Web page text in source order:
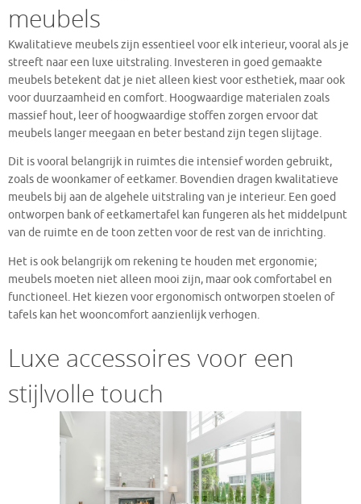
meubels
Kwalitatieve meubels zijn essentieel voor elk interieur, vooral als je
streeft naar een luxe uitstraling. Investeren in goed gemaakte
meubels betekent dat je niet alleen kiest voor esthetiek, maar ook
voor duurzaamheid en comfort. Hoogwaardige materialen zoals
massief hout, leer of hoogwaardige stoffen zorgen ervoor dat
meubels langer meegaan en beter bestand zijn tegen slijtage.
Dit is vooral belangrijk in ruimtes die intensief worden gebruikt,
zoals de woonkamer of eetkamer. Bovendien dragen kwalitatieve
meubels bij aan de algehele uitstraling van je interieur. Een goed
ontworpen bank of eetkamertafel kan fungeren als het middelpunt
van de ruimte en de toon zetten voor de rest van de inrichting.
Het is ook belangrijk om rekening te houden met ergonomie;
meubels moeten niet alleen mooi zijn, maar ook comfortabel en
functioneel. Het kiezen voor ergonomisch ontworpen stoelen of
tafels kan het wooncomfort aanzienlijk verhogen.
Luxe accessoires voor een
stijlvolle touch